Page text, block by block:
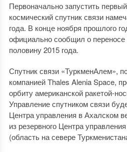
Первоначально запустить
космический спутник связи
года. В конце ноября прошлого
официально сообщил о переносе
половину 2015 года.
Спутник связи «ТуркменАлем»,
компанией Thales Alenia Space,
орбиту американской ракетой-
Управление спутником связи
Центра управления в Ахалском
из резервного Центра
(область на севере